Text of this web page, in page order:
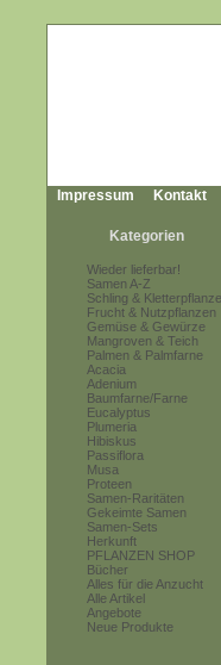
Impressum Kontakt
Kategorien
Wieder lieferbar!
Samen A-Z
Schling &
Frucht & Nutzpflanzen
Gemüse & Gewürze
Mangroven & Teich
Palmen & Palmfarne
Acacia
Adenium
Baumfarne/Farne
Eucalyptus
Plumeria
Hibiskus
Passiflora
Musa
Proteen
Samen-Raritäten
Gekeimte Samen
Samen-Sets
Herkunft
PFLANZEN SHOP
Bücher
Alles für die Anzucht
Alle Artikel
Angebote
Neue Produkte